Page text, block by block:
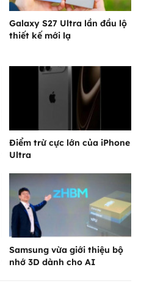
Galaxy S27 Ultra lần đầu lộ
thiết kế mới lạ
Điểm trừ cực lớn của iPhone
Ultra
Samsung vừa giới thiệu bộ
nhớ 3D dành cho AI